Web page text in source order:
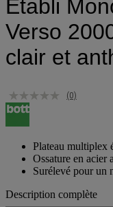
Etabli
Verso
clair et
(0)
Plateau multiplex
Ossature en acier
Surélevé pour un
Description complète